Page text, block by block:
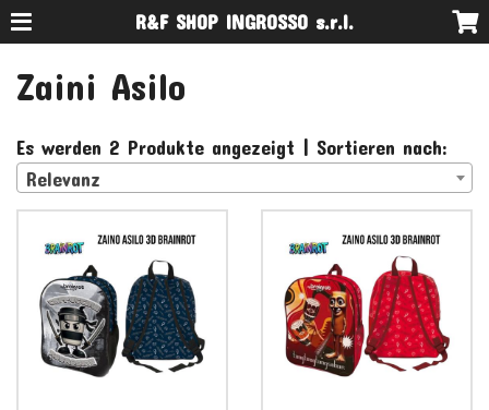
R&F SHOP INGROSSO s.r.l.
Zaini Asilo
Es werden 2 Produkte angezeigt | Sortieren nach:
Relevanz